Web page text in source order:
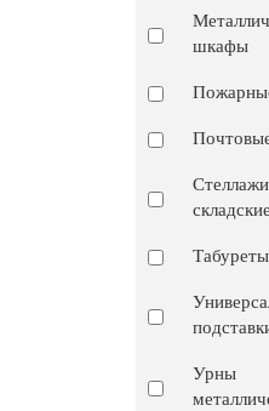
шкафы
Стеллажи
складские
Табуреты
Урны